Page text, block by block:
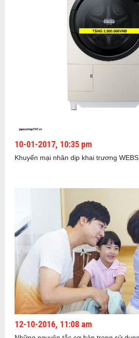
10-01-2017, 10:35 pm
Khuyến mại nhân dịp khai trương
12-10-2016, 11:08 am